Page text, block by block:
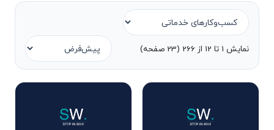
نمایش 1 تا 12 از 266 (23 صفحه)